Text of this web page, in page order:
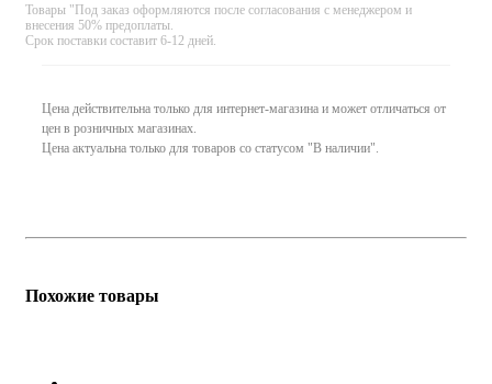
Товары "Под заказ оформляются после согласования с менеджером и
внесения 50% предоплаты.
Срок поставки составит 6-12 дней.
Цена действительна только для интернет-магазина и может отличаться от
цен в розничных магазинах.
Цена актуальна только для товаров со статусом "В наличии".
Похожие товары